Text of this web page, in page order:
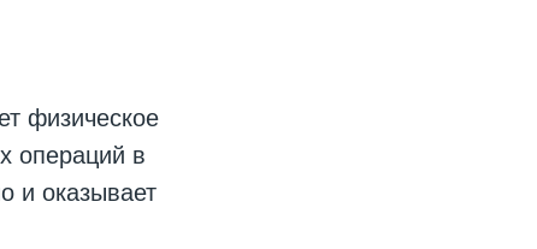
физическое
операций в
и оказывает